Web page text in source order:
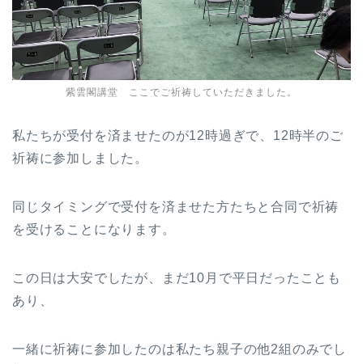
紫雲閣講堂 ここでご祈祷していただきました。
私たちが受付を済ませたのが12時過ぎで、12時半のご
祈祷に参加しました。
同じタイミングで受付を済ませた方たちと合同で祈祷
を受けることになります。
この日は大安でしたが、まだ10月で平日だったことも
あり、
一緒に祈祷に参加したのは私たち親子の他2組のみでし